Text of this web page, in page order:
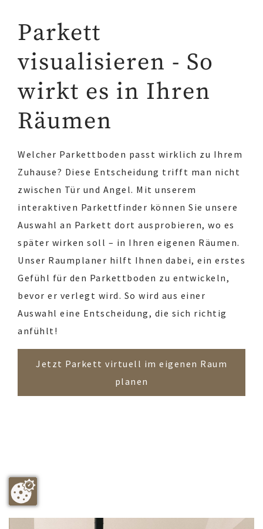
Parkett
visualisieren - So
wirkt es in Ihren
Räumen
Welcher Parkettboden passt wirklich zu Ihrem
Zuhause? Diese Entscheidung trifft man nicht
zwischen Tür und Angel. Mit unserem
interaktiven Parkettfinder können Sie unsere
Auswahl an Parkett dort ausprobieren, wo es
später wirken soll – in Ihren eigenen Räumen.
Unser Raumplaner hilft Ihnen dabei, ein erstes
Gefühl für den Parkettboden zu entwickeln,
bevor er verlegt wird. So wird aus einer
Auswahl eine Entscheidung, die sich richtig
anfühlt!
Jetzt Parkett virtuell im eigenen Raum
planen